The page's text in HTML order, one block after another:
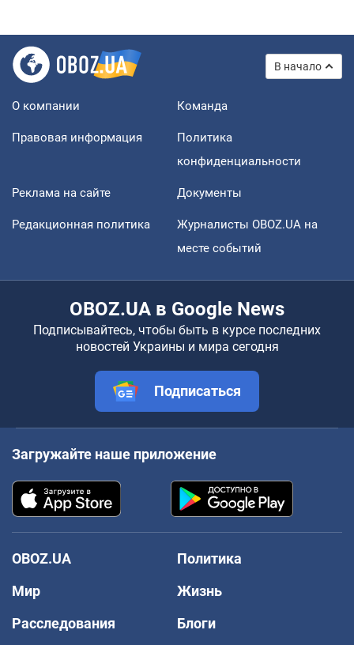
В начало
О компании Команда
Правовая информация
Политика
конфиденциальности
Реклама на сайте Документы
Редакционная политика
Журналисты OBOZ.UA на
месте событий
OBOZ.UA в Google News
Подписывайтесь, чтобы быть в курсе последних
новостей Украины и мира сегодня
Подписаться
Загружайте наше приложение
OBOZ.UA
Политика
Мир
Жизнь
Расследования
Блоги